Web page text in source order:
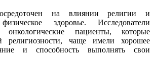
на влиянии религии и
здоровье. Исследователи
пациенты, которые
религиозности, чаще имели хорошее
и способность выполнять свои